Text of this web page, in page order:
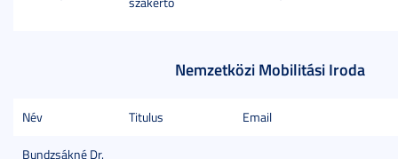
Nemzetközi Mobilitási Iroda
Név Titulus Email
Bundzsákné Dr.